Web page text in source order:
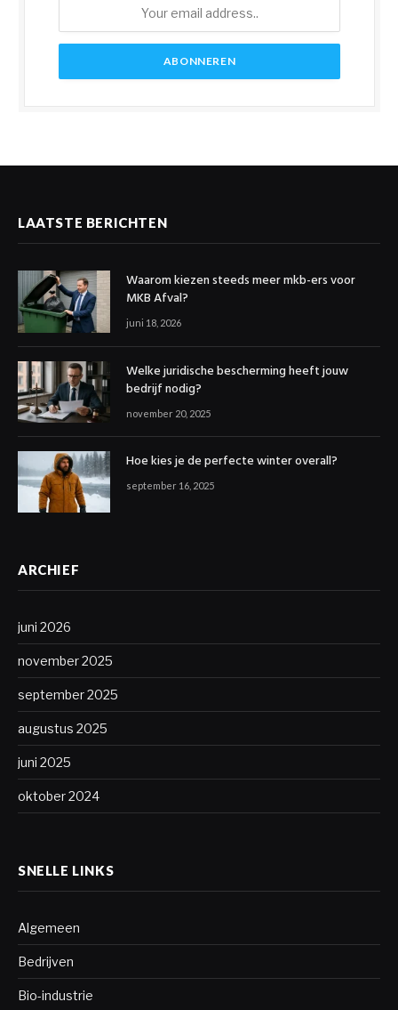
LAATSTE BERICHTEN
Waarom kiezen steeds meer mkb-ers voor
MKB Afval?
juni 18, 2026
Welke juridische bescherming heeft jouw
bedrijf nodig?
november 20, 2025
Hoe kies je de perfecte winter overall?
september 16, 2025
ARCHIEF
juni 2026
november 2025
september 2025
augustus 2025
juni 2025
oktober 2024
SNELLE LINKS
Algemeen
Bedrijven
Bio-industrie